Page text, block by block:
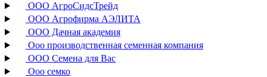
ООО АгроСидсТрейд
ООО Агрофирма АЭЛИТА
ООО Дачная академия
Ооо производственная семенная компания
ООО Семена для Вас
Ооо семко